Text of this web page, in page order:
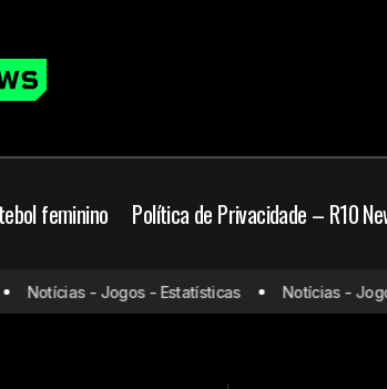
feminino Política de Privacidade – R10
será nesta segunda;
Sorteio das
veja confrontos
Notícias - Jogos - Estatísticas Notícias - Jogos